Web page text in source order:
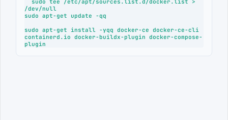
/dev/null
sudo apt-get update -qq
sudo apt-get install -yqq docker-ce docker-ce-cli
containerd.io docker-buildx-plugin docker-compose-
plugin